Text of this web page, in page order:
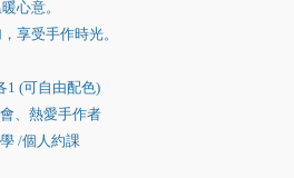
心意。
享受手作時光。
1 (可自由配色)
、熱愛手作者
/個人約課